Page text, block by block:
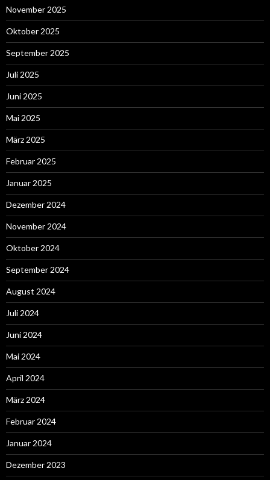
November 2025
Oktober 2025
September 2025
Juli 2025
Juni 2025
Mai 2025
März 2025
Februar 2025
Januar 2025
Dezember 2024
November 2024
Oktober 2024
September 2024
August 2024
Juli 2024
Juni 2024
Mai 2024
April 2024
März 2024
Februar 2024
Januar 2024
Dezember 2023